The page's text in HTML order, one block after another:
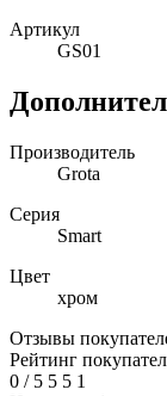
Артикул
GS01
Производитель
Grota
Серия
Smart
Цвет
хром
Отзывы
Рейтинг
0 /5 5 5 1